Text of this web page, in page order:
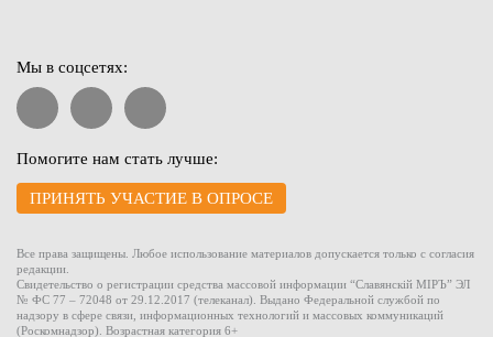
Мы в соцсетях:
Помогите нам стать лучше:
ПРИНЯТЬ УЧАСТИЕ В ОПРОСЕ
Все права защищены. Любое использование материалов допускается только с согласия
редакции.
Свидетельство о регистрации средства массовой информации “Славянскiй МIРЪ” ЭЛ
№ ФС 77 – 72048 от 29.12.2017 (телеканал). Выдано Федеральной службой по
надзору в сфере связи, информационных технологий и массовых коммуникаций
(Роскомнадзор). Возрастная категория 6+